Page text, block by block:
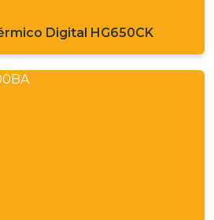
Digital HG650CK